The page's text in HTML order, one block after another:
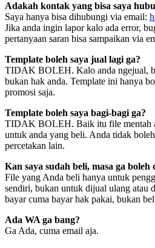
Adakah kontak yang bisa saya
Saya hanya bisa dihubungi via email:
Jika anda ingin lapor kalo ada error,
pertanyaan saran bisa sampaikan via
Template boleh saya jual lagi ga?
TIDAK BOLEH. Kalo anda ngejual,
bukan hak anda. Template ini hanya
promosi saja.
Template boleh saya bagi-bagi ga?
TIDAK BOLEH. Baik itu file mentah
untuk anda yang beli. Anda tidak
percetakan lain.
Kan saya sudah beli, masa ga
File yang Anda beli hanya untuk
sendiri, bukan untuk dijual ulang atau
bayar cuma bayar hak pakai, bukan
Ada WA ga bang?
Ga Ada, cuma email aja.